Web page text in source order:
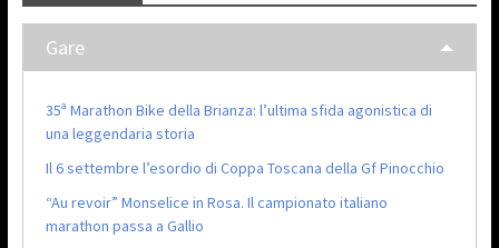
Gare
35ª Marathon Bike della Brianza: l’ultima sfida agonistica di
una leggendaria storia
Il 6 settembre l’esordio di Coppa Toscana della Gf Pinocchio
“Au revoir” Monselice in Rosa. Il campionato italiano
marathon passa a Gallio